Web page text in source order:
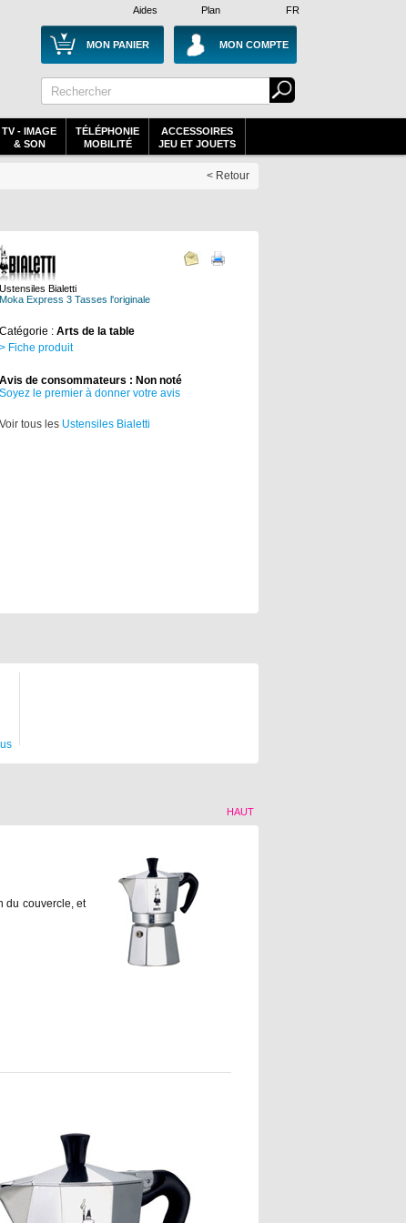
Plan
Aides FR
MON PANIER MON COMPTE
TV - IMAGE
& SON
TÉLÉPHONIE
MOBILITÉ
ACCESSOIRES
JEU ET JOUETS
< Retour
Ustensiles Bialetti
Moka Express 3 Tasses l'originale
Catégorie : Arts de la table
> Fiche produit
Avis de consommateurs : Non noté
Soyez le premier à donner votre avis
Voir tous les Ustensiles Bialetti
HAUT
du couvercle, et